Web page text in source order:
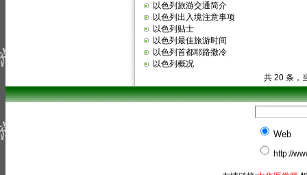
以色列旅游交通简介
以色列出入境注意事项
以色列贴士
以色列最佳旅游时间
以色列首都耶路撒冷
以色列概况
共 20 条，
Web
http://